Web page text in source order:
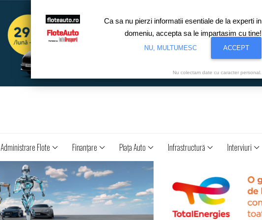
Administrare Flote Finanţare Piaţa Auto Infrastructură Interviuri
Ca sa nu pierzi informatii esentiale de la experti in
domeniu, accepta sa le impartasim cu tine!
NU, MULTUMESC ACCEPT
Nu colectam date cu caracter personal.